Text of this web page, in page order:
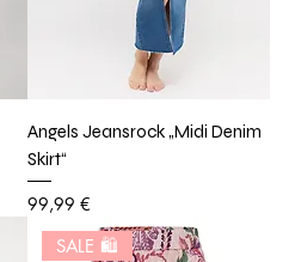
Angels Jeansrock „Midi Denim
Skirt“
Preis
99,99 €
SALE 🛍️